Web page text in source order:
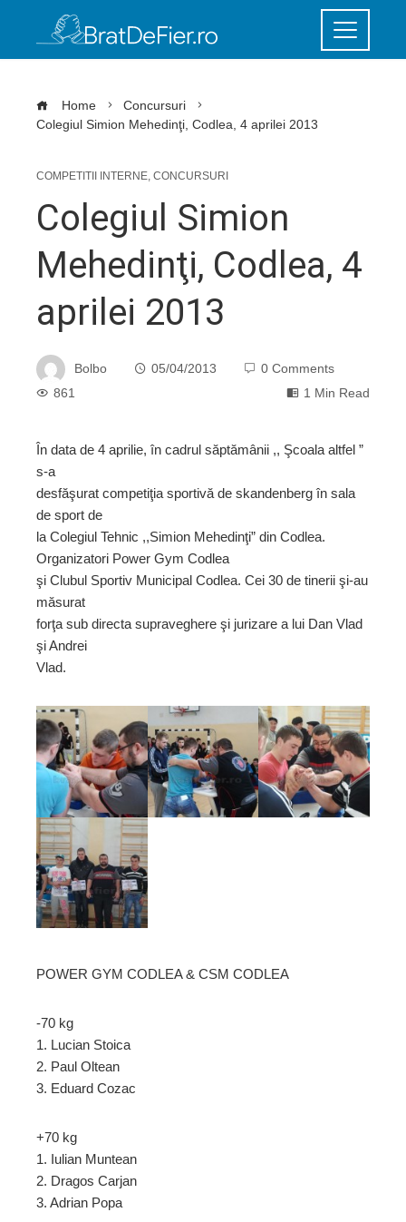
Home
Concursuri
Colegiul Simion Mehedinţi, Codlea, 4 aprilei 2013
COMPETITII INTERNE, CONCURSURI
Colegiul Simion
Mehedinţi, Codlea, 4
aprilei 2013
Bolbo 05/04/2013
0 Comments
861
1 Min Read
În data de 4 aprilie, în cadrul săptămânii ,, Şcoala altfel ”
s-a
desfăşurat competiţia sportivă de skandenberg în sala
de sport de
la Colegiul Tehnic ,,Simion Mehedinţi” din Codlea.
Organizatori Power Gym Codlea
şi Clubul Sportiv Municipal Codlea. Cei 30 de tinerii şi-au
măsurat
forţa sub directa supraveghere şi jurizare a lui Dan Vlad
şi Andrei
Vlad.
POWER GYM CODLEA & CSM CODLEA
-70 kg
1. Lucian Stoica
2. Paul Oltean
3. Eduard Cozac
+70 kg
1. Iulian Muntean
2. Dragos Carjan
3. Adrian Popa